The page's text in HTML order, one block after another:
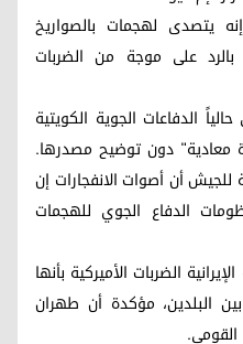
يتصدى لهجمات بالصواريخ
على موجة من الضربات
الدفاعات الجوية الكويتية
معادية" دون توضيح مصدرها.
للجيش أن أصوات الانفجارات إن
الدفاع الجوي للهجمات
الضربات الأميركية بأنها
البلدين، مؤكدة أن طهران